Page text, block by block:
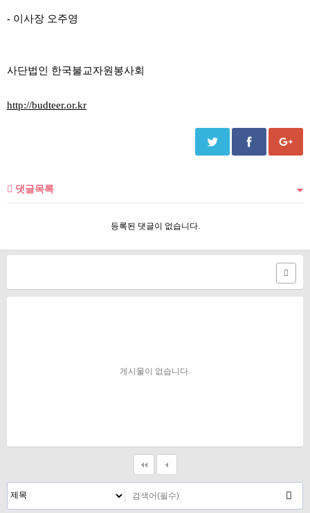
- 이사장 오주영
사단법인 한국불교자원봉사회
http://budteer.or.kr
댓글목록
등록된 댓글이 없습니다.
게시물이 없습니다.